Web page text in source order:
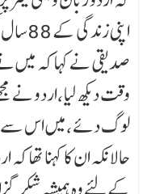
اپنی
صدیقی نے کہا کہ میں
وقت دیکھ لیا ،اردو
لوگ دئے ،میں اس
حالانکہ ان کا کہنا تھا